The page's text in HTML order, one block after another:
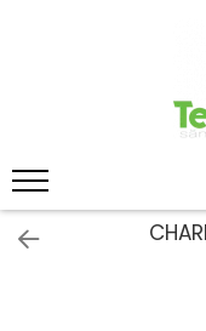
SUPLIMENTE
SUPLIMENTE TONICE
CREME
CIRCULAȚIE